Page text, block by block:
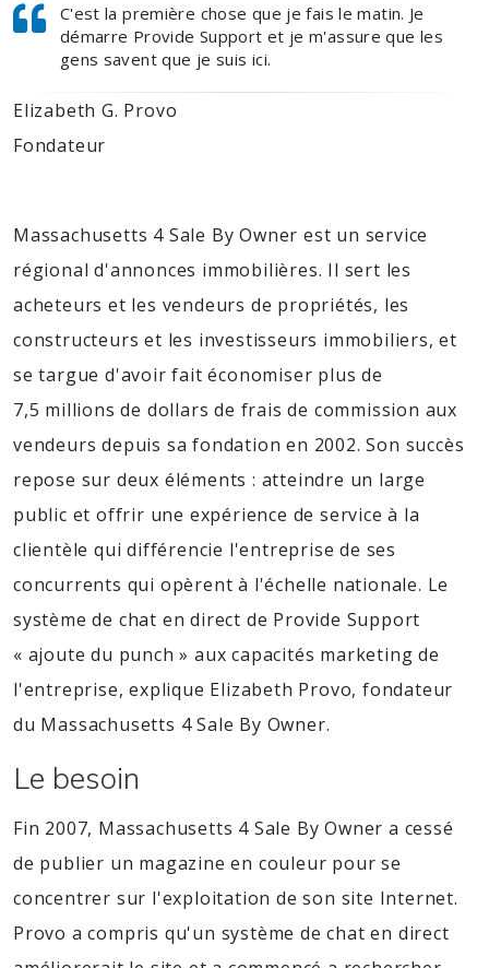
C'est la première chose que je fais le matin. Je
démarre Provide Support et je m'assure que les
gens savent que je suis ici.
Elizabeth G. Provo
Fondateur
Massachusetts 4 Sale By Owner est un service
régional d'annonces immobilières. Il sert les
acheteurs et les vendeurs de propriétés, les
constructeurs et les investisseurs immobiliers, et
se targue d'avoir fait économiser plus de
7,5 millions de dollars de frais de commission aux
vendeurs depuis sa fondation en 2002. Son succès
repose sur deux éléments : atteindre un large
public et offrir une expérience de service à la
clientèle qui différencie l'entreprise de ses
concurrents qui opèrent à l'échelle nationale. Le
système de chat en direct de Provide Support
« ajoute du punch » aux capacités marketing de
l'entreprise, explique Elizabeth Provo, fondateur
du Massachusetts 4 Sale By Owner.
Le besoin
Fin 2007, Massachusetts 4 Sale By Owner a cessé
de publier un magazine en couleur pour se
concentrer sur l'exploitation de son site Internet.
Provo a compris qu'un système de chat en direct